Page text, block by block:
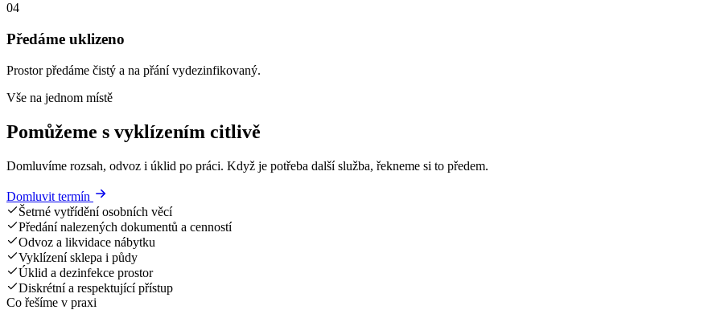
04
Předáme uklizeno
Prostor předáme čistý a na přání vydezinfikovaný.
Vše na jednom místě
Pomůžeme s vyklízením citlivě
Domluvíme rozsah, odvoz i úklid po práci. Když je potřeba další služba, řekneme si to předem.
Domluvit termín
Šetrné vytřídění osobních věcí
Předání nalezených dokumentů a cenností
Odvoz a likvidace nábytku
Vyklízení sklepa i půdy
Úklid a dezinfekce prostor
Diskrétní a respektující přístup
Co řešíme v praxi